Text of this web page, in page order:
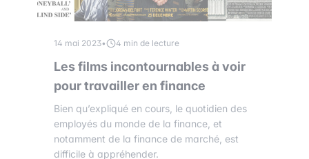
14 mai 2023• 4 min de lecture
Les films incontournables à voir
pour travailler en finance
Bien qu’expliqué en cours, le quotidien des
employés du monde de la finance, et
notamment de la finance de marché, est
difficile à appréhender.